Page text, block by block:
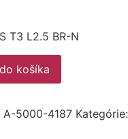
T3 L2.5 BR-N
košíka
A-5000-4187 Kategórie: